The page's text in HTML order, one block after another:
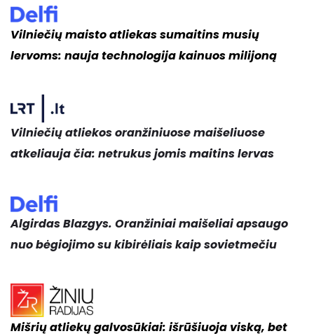
Vilniečių maisto atliekas sumaitins musių
lervoms: nauja technologija kainuos milijoną
Vilniečių atliekos oranžiniuose maišeliuose
atkeliauja čia: netrukus jomis maitins lervas
Algirdas Blazgys. Oranžiniai maišeliai apsaugo
nuo bėgiojimo su kibirėliais kaip sovietmečiu
Mišrių atliekų galvosūkiai: išrūšiuoja viską, bet